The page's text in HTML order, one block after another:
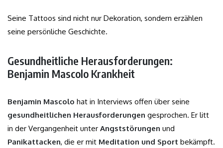
Seine Tattoos sind nicht nur Dekoration, sondern erzählen
seine persönliche Geschichte.
Gesundheitliche Herausforderungen:
Benjamin Mascolo Krankheit
Benjamin Mascolo hat in Interviews offen über seine
gesundheitlichen Herausforderungen gesprochen. Er litt
in der Vergangenheit unter Angststörungen und
Panikattacken, die er mit Meditation und Sport bekämpft.